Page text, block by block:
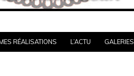
RÉALISATIONS L’ACTU GALERIES